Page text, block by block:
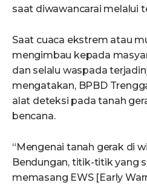
saat diwawancarai melalui
Saat cuaca ekstrem atau
mengimbau kepada
dan selalu waspada
mengatakan, BPBD
alat deteksi pada tanah
bencana.
“Mengenai tanah gerak di
Bendungan, titik-titik yang
memasang EWS [Early